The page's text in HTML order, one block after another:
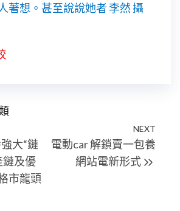
著想。甚至說說她者 李然 攝
大“鏈
鏈及優
市龍頭
NEXT
電動car 解鎖賣一包養
網站電新形式